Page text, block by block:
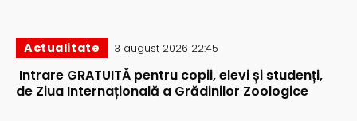
Actualitate 3 august 2026 22:45
Intrare GRATUITĂ pentru copii, elevi și studenți,
de Ziua Internațională a Grădinilor Zoologice